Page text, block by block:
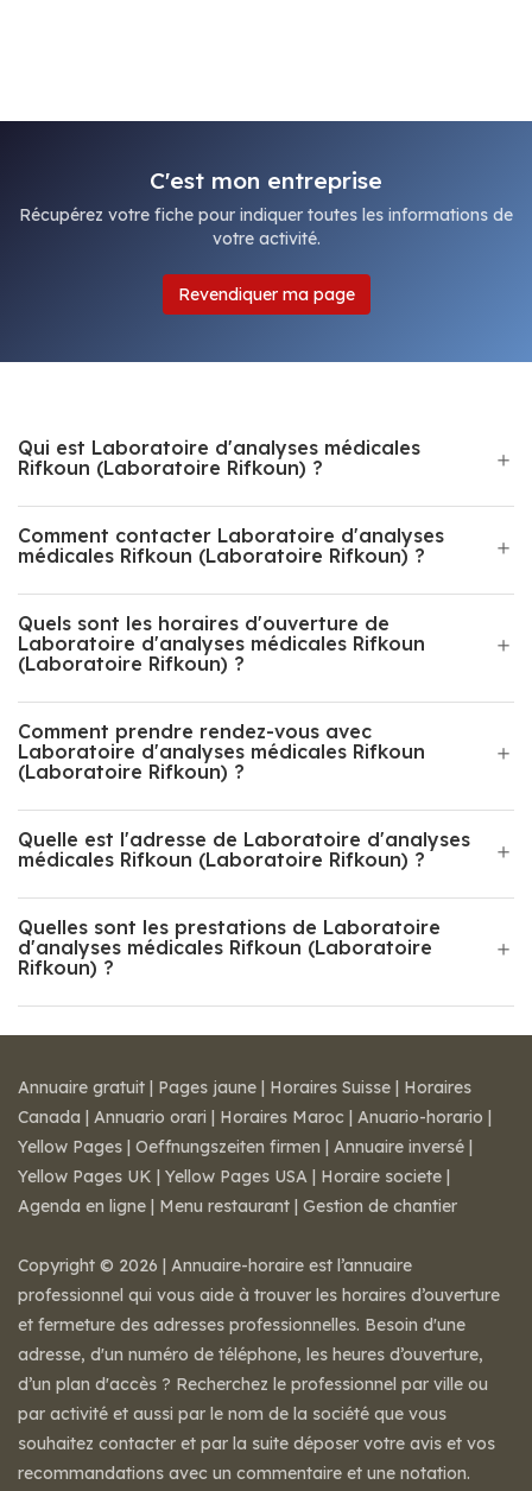
C'est mon entreprise
Récupérez votre fiche pour indiquer toutes les informations de
votre activité.
Revendiquer ma page
Qui est Laboratoire d'analyses médicales
Rifkoun (Laboratoire Rifkoun) ?
Comment contacter Laboratoire d'analyses
médicales Rifkoun (Laboratoire Rifkoun) ?
Quels sont les horaires d'ouverture de
Laboratoire d'analyses médicales Rifkoun
(Laboratoire Rifkoun) ?
Comment prendre rendez-vous avec
Laboratoire d'analyses médicales Rifkoun
(Laboratoire Rifkoun) ?
Quelle est l'adresse de Laboratoire d'analyses
médicales Rifkoun (Laboratoire Rifkoun) ?
Quelles sont les prestations de Laboratoire
d'analyses médicales Rifkoun (Laboratoire
Rifkoun) ?
Annuaire gratuit | Pages jaune | Horaires Suisse | Horaires
Canada | Annuario orari | Horaires Maroc | Anuario-horario |
Yellow Pages | Oeffnungszeiten firmen | Annuaire inversé |
Yellow Pages UK | Yellow Pages USA | Horaire societe |
Agenda en ligne | Menu restaurant | Gestion de chantier
Copyright © 2026 | Annuaire-horaire est l’annuaire
professionnel qui vous aide à trouver les horaires d’ouverture
et fermeture des adresses professionnelles. Besoin d'une
adresse, d'un numéro de téléphone, les heures d’ouverture,
d’un plan d'accès ? Recherchez le professionnel par ville ou
par activité et aussi par le nom de la société que vous
souhaitez contacter et par la suite déposer votre avis et vos
recommandations avec un commentaire et une notation.